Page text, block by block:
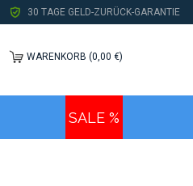
30 TAGE GELD-ZURÜCK-GARANTIE
WARENKORB (0,00 €)
SALE %